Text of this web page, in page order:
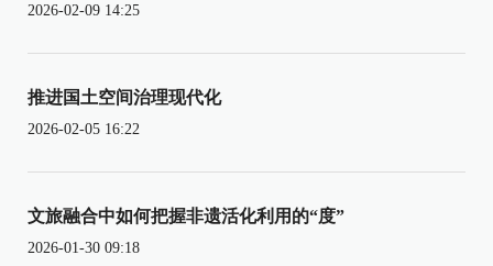
2026-02-09 14:25
推进国土空间治理现代化
2026-02-05 16:22
文旅融合中如何把握非遗活化利用的“度”
2026-01-30 09:18